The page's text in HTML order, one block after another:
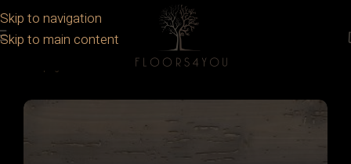
Skip to navigation
Skip to main content
Placări interioare/ Placări lemn